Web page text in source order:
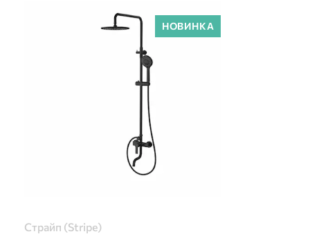
НОВИНКА
Страйп (Stripe)